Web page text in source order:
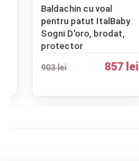
Baldachin cu voal
pentru patut ItalBaby
Sogni D'oro, brodat,
protector
903 lei 857 lei